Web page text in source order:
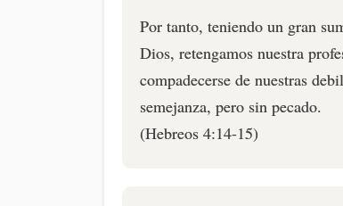
Por tanto, teniendo un gran
Dios, retengamos nuestra
compadecerse de nuestras
semejanza, pero sin pecado.
(Hebreos 4:14-15)